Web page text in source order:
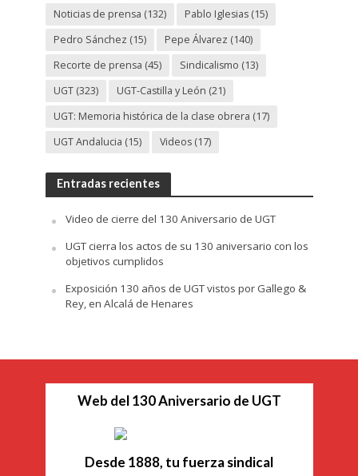
Noticias de prensa (132) Pablo Iglesias(15)
Pedro Sánchez (15) Pepe Álvarez (140)
Recorte de prensa (45) Sindicalismo (13)
UGT(323) UGT-Castilla y León (21)
UGT: Memoria histórica de la clase obrera (17)
UGT Andalucia (15) Videos(17)
Entradas recientes
Video de cierre del 130 Aniversario de UGT
UGT cierra los actos de su 130 aniversario con los
objetivos cumplidos
Exposición 130 años de UGT vistos por Gallego &
Rey, en Alcalá de Henares
Web del 130 Aniversario de UGT
Desde 1888, tu fuerza sindical